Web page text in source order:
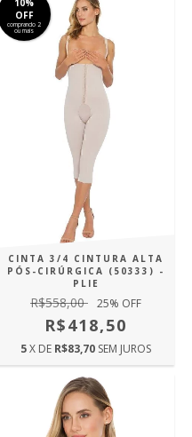
10%
OFF
comprando 2
ou mais
CINTA 3/4 CINTURA ALTA
PÓS-CIRÚRGICA (50333) -
PLIE
R$558,00 25% OFF
R$418,50
5X DE R$83,70 SEM JUROS